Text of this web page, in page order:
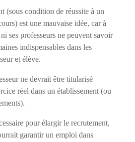
(sous condition de réussite à un
est une mauvaise idée, car à
ses professeurs ne peuvent savoir
indispensables dans les
et élève.
ne devrait être titularisé
réel dans un établissement (ou
pour élargir le recrutement,
garantir un emploi dans